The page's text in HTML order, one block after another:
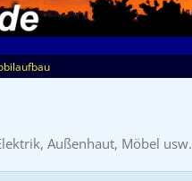
Außenhaut, Möbel usw.